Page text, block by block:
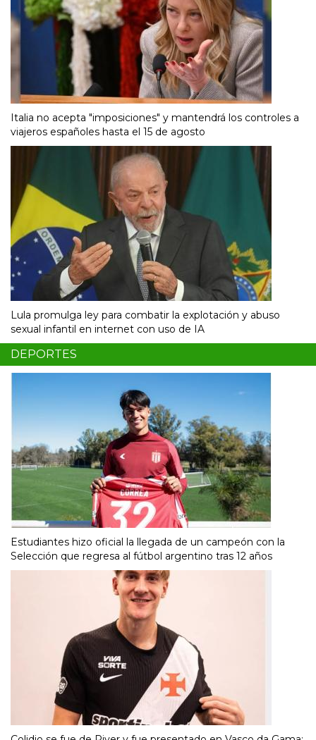
Italia no acepta "imposiciones" y mantendrá los controles a
viajeros españoles hasta el 15 de agosto
Lula promulga ley para combatir la explotación y abuso
sexual infantil en internet con uso de IA
DEPORTES
Estudiantes hizo oficial la llegada de un campeón con la
Selección que regresa al fútbol argentino tras 12 años